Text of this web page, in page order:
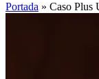
Portada » Caso Plus